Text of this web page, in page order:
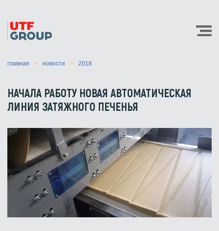
главная новости 2018
НАЧАЛА РАБОТУ НОВАЯ АВТОМАТИЧЕСКАЯ
ЛИНИЯ ЗАТЯЖНОГО ПЕЧЕНЬЯ